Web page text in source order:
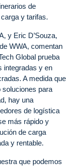
de
y tarifas.
y Eric D’Souza,
WWA, comentan
Global prueba
integradas y en
A medida que
para
hay una
de logística
más rápido y
de carga
y rentable.
que podemos